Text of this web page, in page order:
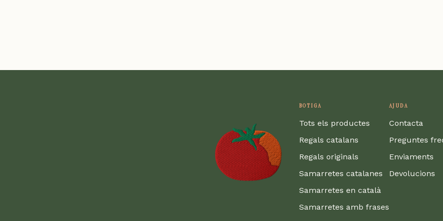
BOTIGA
Tots els productes
Regals catalans
Regals originals
Samarretes catalanes
Samarretes en català
Samarretes amb frases
AJUDA
Contacta
Preguntes
Enviaments
Devolucions